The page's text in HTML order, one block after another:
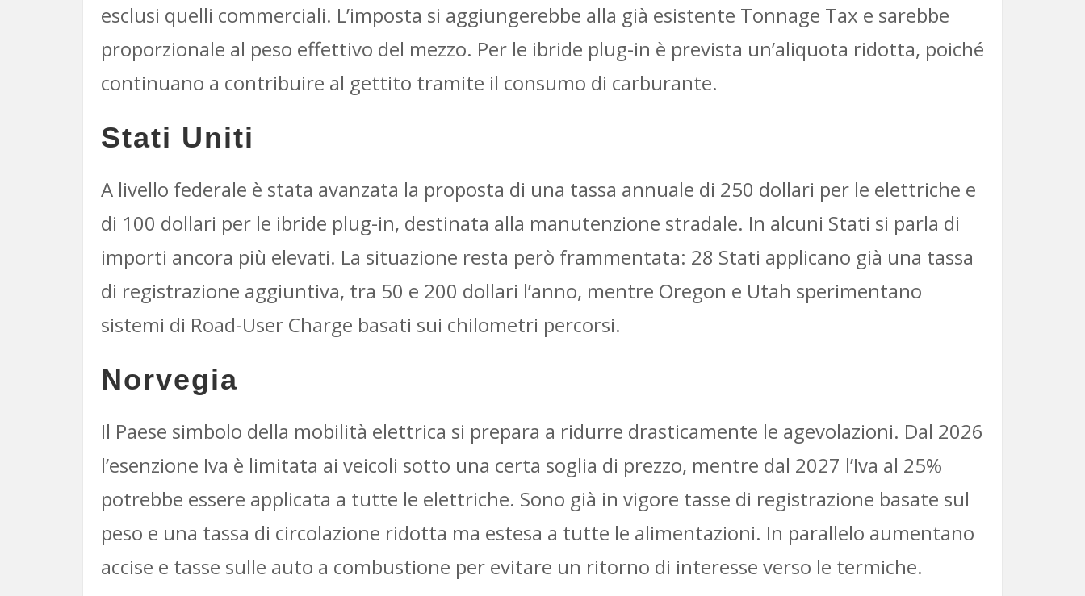
esclusi quelli commerciali. L’imposta si aggiungerebbe alla già esistente Tonnage Tax e sarebbe
proporzionale al peso effettivo del mezzo. Per le ibride plug-in è prevista un’aliquota ridotta, poiché
continuano a contribuire al gettito tramite il consumo di carburante.
Stati Uniti
A livello federale è stata avanzata la proposta di una tassa annuale di 250 dollari per le elettriche e
di 100 dollari per le ibride plug-in, destinata alla manutenzione stradale. In alcuni Stati si parla di
importi ancora più elevati. La situazione resta però frammentata: 28 Stati applicano già una tassa
di registrazione aggiuntiva, tra 50 e 200 dollari l’anno, mentre Oregon e Utah sperimentano
sistemi di Road-User Charge basati sui chilometri percorsi.
Norvegia
Il Paese simbolo della mobilità elettrica si prepara a ridurre drasticamente le agevolazioni. Dal 2026
l’esenzione Iva è limitata ai veicoli sotto una certa soglia di prezzo, mentre dal 2027 l’Iva al 25%
potrebbe essere applicata a tutte le elettriche. Sono già in vigore tasse di registrazione basate sul
peso e una tassa di circolazione ridotta ma estesa a tutte le alimentazioni. In parallelo aumentano
accise e tasse sulle auto a combustione per evitare un ritorno di interesse verso le termiche.